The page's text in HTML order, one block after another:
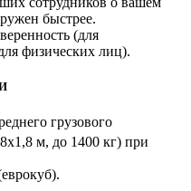
быстрее.
(для
физических лиц).
грузового
м, до 1400 кг) при